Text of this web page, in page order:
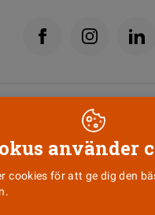
Nyhetsbrev
använder
cookies för att ge dig den